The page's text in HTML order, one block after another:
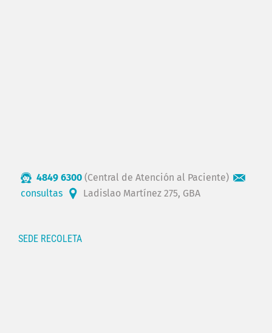
4849 6300 (Central de Atención al Paciente)
consultas
Ladislao Martínez 275, GBA
SEDE RECOLETA